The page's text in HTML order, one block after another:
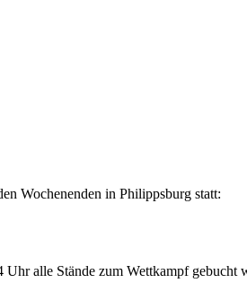
Wochenenden in Philippsburg statt:
alle Stände zum Wettkampf gebucht